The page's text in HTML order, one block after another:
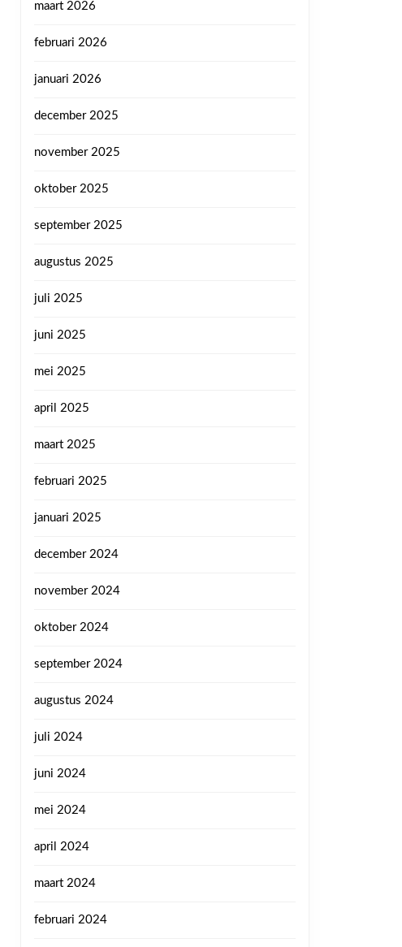
maart 2026
februari 2026
januari 2026
december 2025
november 2025
oktober 2025
september 2025
augustus 2025
juli 2025
juni 2025
mei 2025
april 2025
maart 2025
februari 2025
januari 2025
december 2024
november 2024
oktober 2024
september 2024
augustus 2024
juli 2024
juni 2024
mei 2024
april 2024
maart 2024
februari 2024